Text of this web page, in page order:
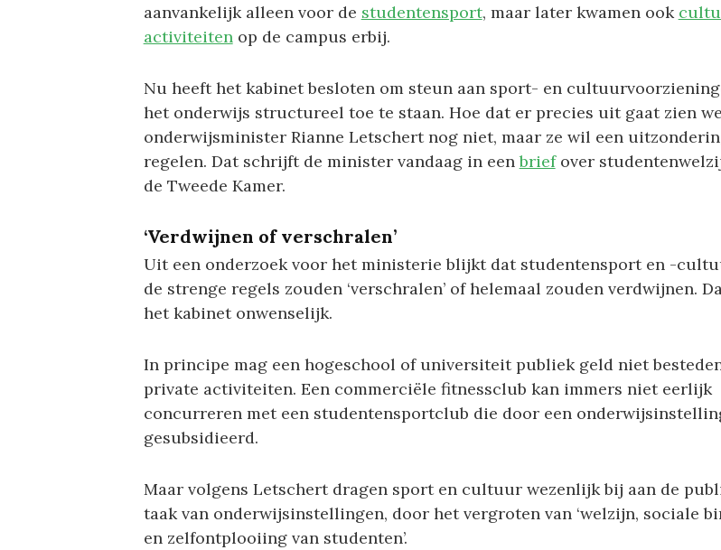
aanvankelijk alleen voor de studentensport, maar later kwamen ook
activiteitenop de campus erbij.
Nu heeft het kabinet besloten om steun aan sport- en
het onderwijs structureel toe te staan. Hoe dat er precies uit gaat zien
onderwijsminister Rianne Letschert nog niet, maar ze wil een
regelen. Dat schrijft de minister vandaag in eenbriefover
de Tweede Kamer.
‘Verdwijnen of verschralen’
Uit een onderzoek voor het ministerie blijkt dat studentensport en -
de strenge regels zouden ‘verschralen’ of helemaal zouden verdwijnen.
het kabinet onwenselijk.
In principe mag een hogeschool of universiteit publiek geld niet
private activiteiten. Een commerciële fitnessclub kan immers niet eerlijk
concurreren met een studentensportclub die door een
gesubsidieerd.
Maar volgens Letschert dragen sport en cultuur wezenlijk bij aan de
taak van onderwijsinstellingen, door het vergroten van ‘welzijn, sociale
en zelfontplooiing van studenten’.